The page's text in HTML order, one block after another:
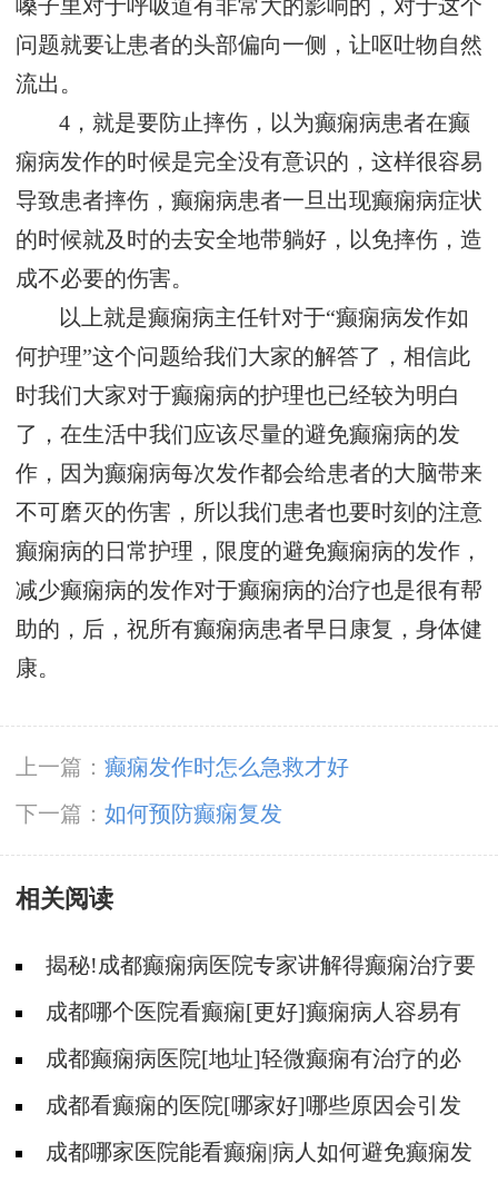
嗓子里对于呼吸道有非常大的影响的，对于这个
问题就要让患者的头部偏向一侧，让呕吐物自然
流出。
4，就是要防止摔伤，以为癫痫病患者在癫
痫病发作的时候是完全没有意识的，这样很容易
导致患者摔伤，癫痫病患者一旦出现癫痫病症状
的时候就及时的去安全地带躺好，以免摔伤，造
成不必要的伤害。
以上就是癫痫病主任针对于“癫痫病发作如
何护理”这个问题给我们大家的解答了，相信此
时我们大家对于癫痫病的护理也已经较为明白
了，在生活中我们应该尽量的避免癫痫病的发
作，因为癫痫病每次发作都会给患者的大脑带来
不可磨灭的伤害，所以我们患者也要时刻的注意
癫痫病的日常护理，限度的避免癫痫病的发作，
减少癫痫病的发作对于癫痫病的治疗也是很有帮
助的，后，祝所有癫痫病患者早日康复，身体健
康。
上一篇： 癫痫发作时怎么急救才好
下一篇： 如何预防癫痫复发
相关阅读
揭秘!成都癫痫病医院专家讲解得癫痫治疗要
多少钱?
成都哪个医院看癫痫[更好]癫痫病人容易有
什么心理?
成都癫痫病医院[地址]轻微癫痫有治疗的必
要吗?成都看癫痫的医院[哪家好]哪些原因会引发
癫痫呢?
成都哪家医院能看癫痫|病人如何避免癫痫发